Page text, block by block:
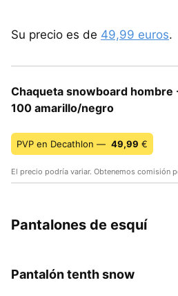
Su precio es de 49,99 euros.
Chaqueta snowboard hombre
100 amarillo/negro
PVP en Decathlon — 49,99 €
El precio podría variar. Obtenemos comisión
Pantalones de esquí
Pantalón tenth snow